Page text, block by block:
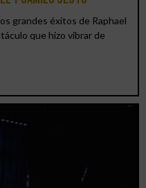
grandes éxitos de Raphael
que hizo vibrar de